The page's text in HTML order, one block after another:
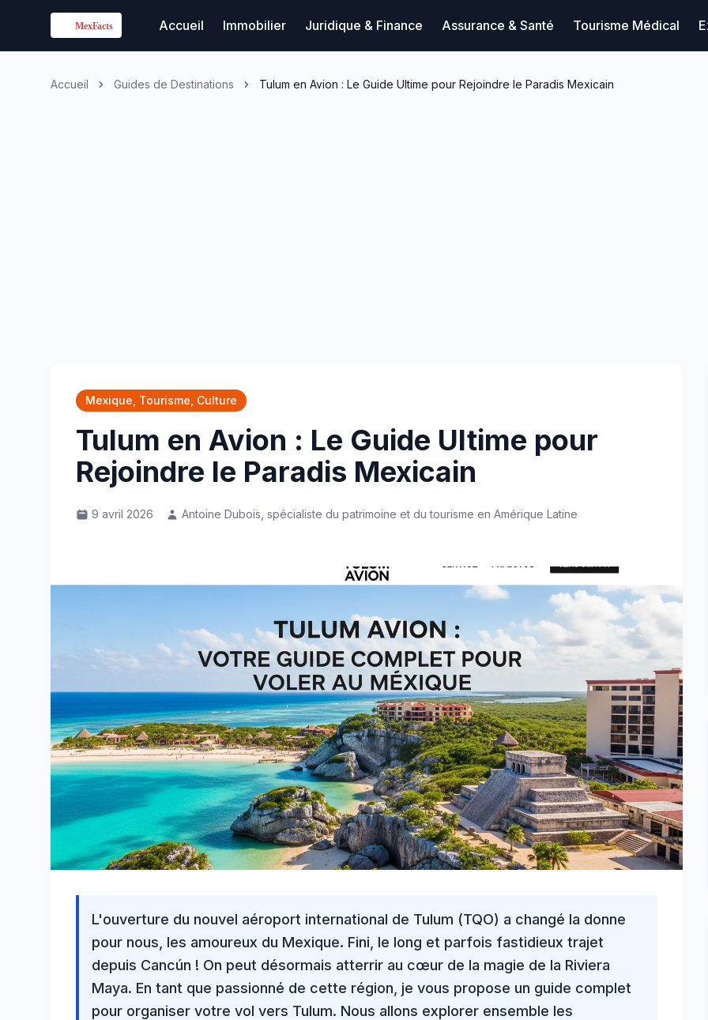
Accueil Immobilier Juridique & Finance Assurance & Santé Tourisme Médical
Accueil Guides de Destinations Tulum en Avion : Le Guide Ultime pour Rejoindre le Paradis Mexicain
Mexique, Tourisme, Culture
Tulum en Avion : Le Guide Ultime pour
Rejoindre le Paradis Mexicain
9 avril 2026 Antoine Dubois, spécialiste du patrimoine et du tourisme en Amérique Latine
L'ouverture du nouvel aéroport international de Tulum (TQO) a changé la donne
pour nous, les amoureux du Mexique. Fini, le long et parfois fastidieux trajet
depuis Cancún ! On peut désormais atterrir au cœur de la magie de la Riviera
Maya. En tant que passionné de cette région, je vous propose un guide complet
pour organiser votre vol vers Tulum. Nous allons explorer ensemble les